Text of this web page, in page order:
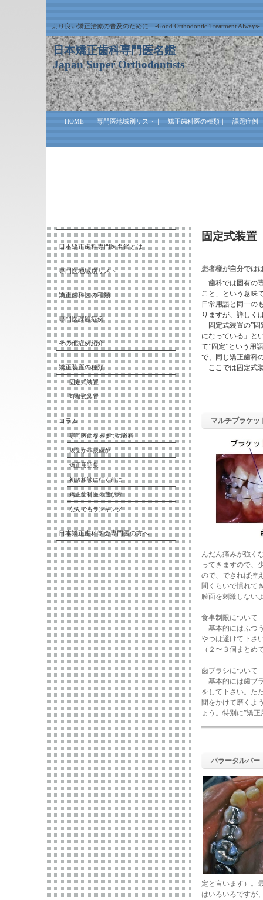
より良い矯正治療の普及のために -Good Orthodontic Treatment Always-
日本矯正歯科専門医名鑑
Japan Super Orthodontists
｜ HOME｜ 専門医地域別リスト ｜ 矯正歯科医の種類｜ 課題症例
固定式装置
患者様が自分では
歯科では固有の
こと」という意味
日常用語と同一の
りますが、詳しく
固定式装置の”固
になっている」と
て”固定”という用
で、同じ矯正歯科
ここでは固定式
マルチブラケッ
んだん痛みが強く
ってきますので、
ので、できれば控
間くらいで慣れて
膜面を刺激しない
食事制限について
基本的にはふつ
やつは避けて下さ
（２〜３個まとめ
歯ブラシについて
基本的には歯ブ
をして下さい。た
間をかけて磨くよ
ょう。特別に”矯
パラータルバ
定と言います）。
はいろいろですが
日本矯正歯科専門医名鑑とは
専門医地域別リスト
矯正歯科医の種類
専門医課題症例
その他症例紹介
矯正装置の種類
固定式装置
可撤式装置
コラム
専門医になるまでの道程
抜歯か非抜歯か
矯正用語集
初診相談に行く前に
矯正歯科医の選び方
なんでもランキング
日本矯正歯科学会専門医の方へ